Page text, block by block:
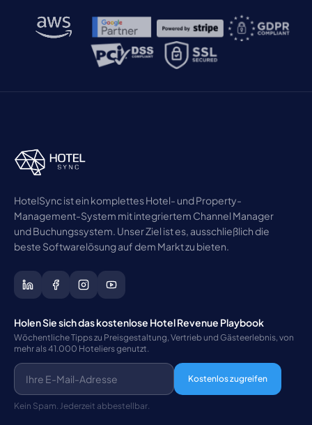
HotelSync ist ein komplettes Hotel- und Property-
Management-System mit integriertem Channel Manager
und Buchungssystem. Unser Ziel ist es, ausschließlich die
beste Softwarelösung auf dem Markt zu bieten.
Holen Sie sich das kostenlose Hotel Revenue Playbook
Wöchentliche Tipps zu Preisgestaltung, Vertrieb und Gästeerlebnis, von
mehr als 41.000 Hoteliers genutzt.
Kostenlos zugreifen
Kein Spam. Jederzeit abbestellbar.